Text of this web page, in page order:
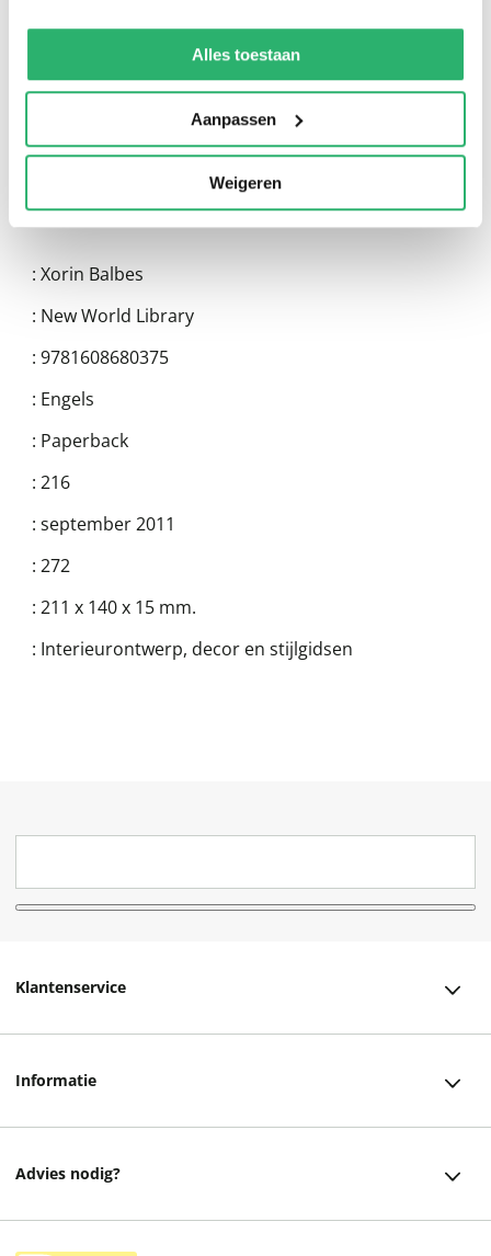
We werken samen met13 derdendie uw gegevens
kunnen ontvangen en verwerken.
Alles toestaan
Aanpassen
Weigeren
: Xorin Balbes
: New World Library
: 9781608680375
: Engels
: Paperback
: 216
: september 2011
: 272
: 211 x 140 x 15 mm.
: Interieurontwerp, decor en stijlgidsen
Klantenservice
Informatie
Advies nodig?